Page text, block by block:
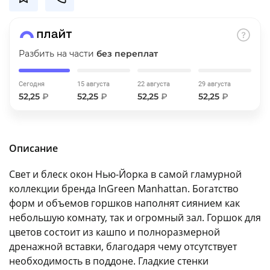
Разбить на части без переплат
Сегодня
52,25 ₽
15 августа
52,25 ₽
22 августа
52,25 ₽
29 августа
52,25 ₽
Описание
Свет и блеск окон Нью-Йорка в самой гламурной
коллекции бренда InGreen Manhattan. Богатство
форм и объемов горшков наполнят сиянием как
небольшую комнату, так и огромный зал. Горшок для
цветов состоит из кашпо и полноразмерной
дренажной вставки, благодаря чему отсутствует
необходимость в поддоне. Гладкие стенки
8 800 302-02-51